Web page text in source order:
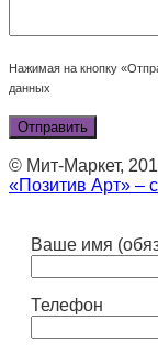
Нажимая на кнопку
данных
© Мит-Маркет,
«Позитив Арт» –
Ваше имя
Телефон